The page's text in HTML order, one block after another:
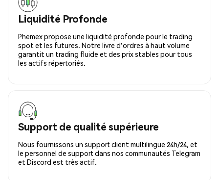
Liquidité Profonde
Phemex propose une liquidité profonde pour le trading
spot et les futures. Notre livre d'ordres à haut volume
garantit un trading fluide et des prix stables pour tous
les actifs répertoriés.
Support de qualité supérieure
Nous fournissons un support client multilingue 24h/24, et
le personnel de support dans nos communautés Telegram
et Discord est très actif.